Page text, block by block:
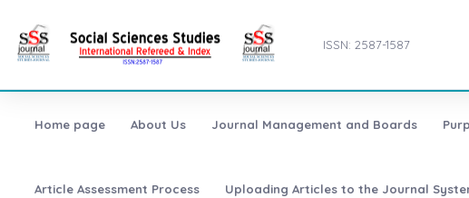
ISSN: 2587-1587
Home page About Us Journal Management and Boards
Article Assessment Process Uploading Articles to the Journal